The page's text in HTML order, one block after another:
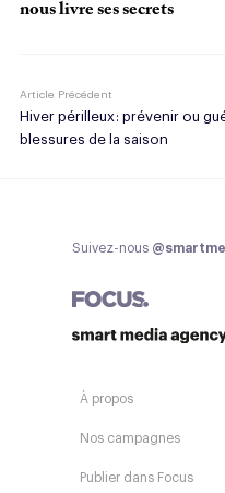
nous livre ses secrets
Article Précédent
Hiver périlleux : prévenir ou
blessures de la saison
Suivez-nous
À propos
Nos campagnes
Publier dans Focus